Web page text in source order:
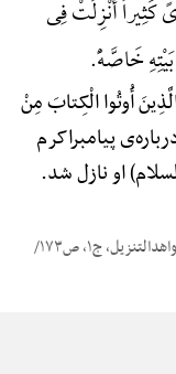
کَثِیراً أُنْزِلَتْ فِی
خَاصَّهًْ.
أُوتُوا الْکِتابَ مِنْ
پیامبراکرم
او نازل شد.
بحارالأنوار، ج۲۴، ص۲۲۱/ فرات الکوفی، ص۹۹/ شواهدالتنزیل، ج۱، ص۱۷۳/